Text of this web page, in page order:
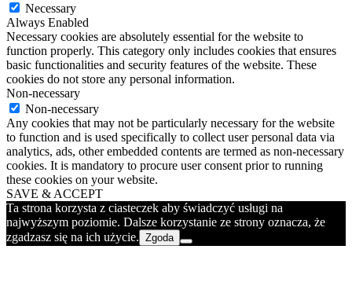
Necessary
Always Enabled
Necessary cookies are absolutely essential for the website to
function properly. This category only includes cookies that ensures
basic functionalities and security features of the website. These
cookies do not store any personal information.
Non-necessary
Non-necessary
Any cookies that may not be particularly necessary for the website
to function and is used specifically to collect user personal data via
analytics, ads, other embedded contents are termed as non-necessary
cookies. It is mandatory to procure user consent prior to running
these cookies on your website.
SAVE & ACCEPT
Ta strona korzysta z ciasteczek aby świadczyć usługi na
najwyższym poziomie. Dalsze korzystanie ze strony oznacza, że
zgadzasz się na ich użycie. Zgoda